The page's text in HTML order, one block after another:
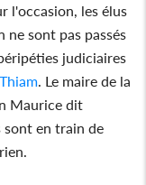
l'occasion, les élus
sont pas passés
judiciaires
. Le maire de la
Maurice dit
sont en train de